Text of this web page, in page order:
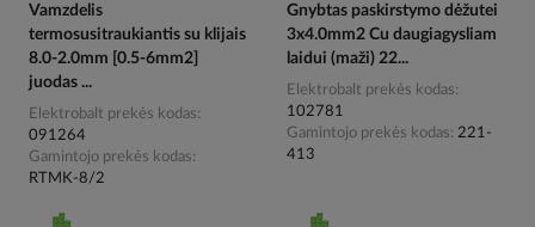
Vamzdelis
termosusitraukiantis su klijais
8.0-2.0mm [0.5-6mm2]
juodas ...
Elektrobalt prekės kodas
091264
Gamintojo prekės kodas
RTMK-8/2
Gnybtas paskirstymo dėžutei
3x4.0mm2 Cu daugiagysliam
laidui (maži) 22...
Elektrobalt prekės kodas
102781
Gamintojo prekės kodas 221-
413